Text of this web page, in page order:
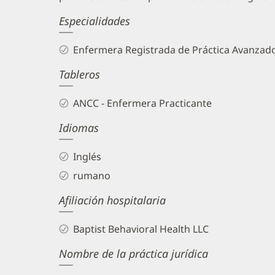
Especialidades
Enfermera Registrada de Práctica
Tableros
ANCC - Enfermera Practicante
Idiomas
Inglés
rumano
Afiliación hospitalaria
Baptist Behavioral Health LLC
Nombre de la práctica jurídica